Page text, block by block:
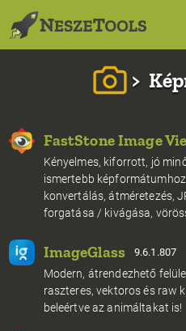
>
FastStone Image
Kényelmes, kiforrott, jó
ismertebb
konvertálás, átméretezés,
forgatása / kivágása,
ImageGlass 9.6.1.807
Modern, átrendezhető
raszteres, vektoros és raw
beleértve az animáltakat is!